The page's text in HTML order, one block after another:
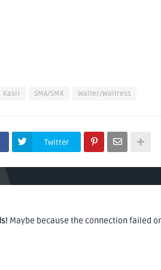
Kasir SMA/SMK Waiter/Waitress
Twitter
Maybe because the connection failed